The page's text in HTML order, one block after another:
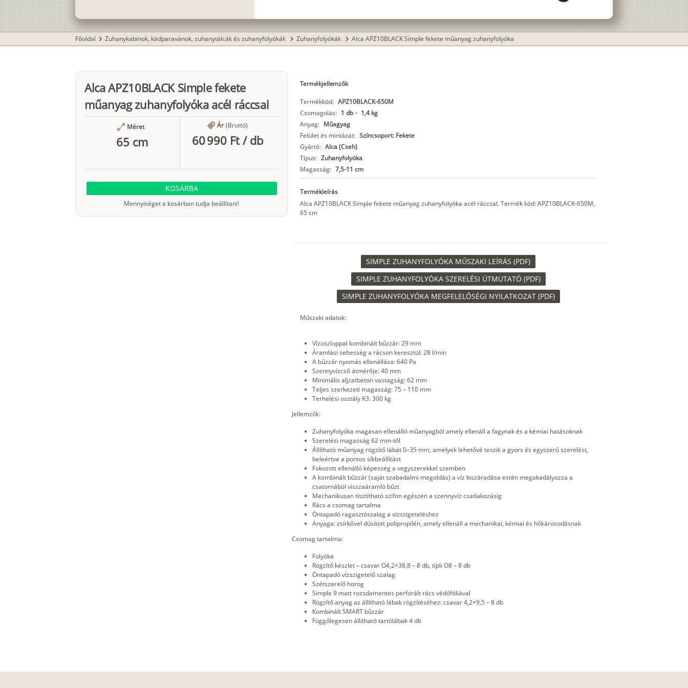
Főoldal chevron_right Zuhanykabinok, kádparavánok, zuhanytálcák és zuhanyfolyókák chevron_right Zuhanyfolyókák chevron_right Alca APZ10BLACK Simple fekete műanyag zuhanyfolyóka
Alca APZ10BLACK Simple fekete
műanyag zuhanyfolyóka acél ráccsal
Méret
65 cm
Ár (Bruttó)
60 990 Ft/ db
KOSÁRBA
Mennyiséget a kosárban tudja beállítani!
Termékjellemzők
Termékkód: APZ10BLACK-650M
Csomagolás: 1 db - 1,4 kg
Anyag: Műagyag
Felület és mintázat: Színcsoport: Fekete
Gyártó: Alca (Cseh)
Típus: Zuhanyfolyóka
Magasság: 7,5-11 cm
Termékleírás
Alca APZ10BLACK Simple fekete műanyag zuhanyfolyóka acél ráccsal, Termék kód: APZ10BLACK-650M,
65 cm
SIMPLE ZUHANYFOLYÓKA MŰSZAKI LEÍRÁS (PDF)
SIMPLE ZUHANYFOLYÓKA SZERELÉSI ÚTMUTATÓ (PDF)
SIMPLE ZUHANYFOLYÓKA MEGFELELŐSÉGI NYILATKOZAT (PDF)
Műszaki adatok:
Vízoszloppal kombinált bűzzár: 29 mm
Áramlási sebesség a rácson keresztül: 28 l/min
A bűzzár nyomás ellenállása: 640 Pa
Szennyvízcső átmérője: 40 mm
Minimális aljzatbeton vastagság: 62 mm
Teljes szerkezeti magasság: 75 – 110 mm
Terhelési osztály K3: 300 kg
Jellemzők:
Zuhanyfolyóka magasan ellenálló műanyagból amely ellenáll a fagynak és a kémiai hatásoknak
Szerelési magasság 62 mm-től
Állítható műanyag rögzítő lábát 0–35 mm, amelyek lehetővé teszik a gyors és egyszerű szerelést,
beleértve a pontos síkbeállítást
Fokozott ellenálló képesség a vegyszerekkel szemben
A kombinált bűzzár (saját szabadalmi megoldás) a víz kiszáradása estén megakadályozza a
csatornából visszaáramló bűzt
Mechanikusan tisztítható szifon egészen a szennyvíz csatlakozásig
Rács a csomag tartalma
Öntapadó ragasztószalag a vízszigeteléshez
Anyaga: zsírkővel dúsított polipropilén, amely ellenáll a mechanikai, kémiai és hőkárosodásnak
Csomag tartalma:
Folyóka
Rögzítő készlet – csavar O4,2×38,8 – 8 db, tipli O8 – 8 db
Öntapadó vízszigetelő szalag
Szétszerelő horog
Simple 9 matt rozsdamentes perforált rács védőfóliával
Rögzítő anyag az állítható lábak rögzítéséhez: csavar 4,2×9,5 – 8 db
Kombinált SMART bűzzár
Függőlegesen állítható tartólábak 4 db